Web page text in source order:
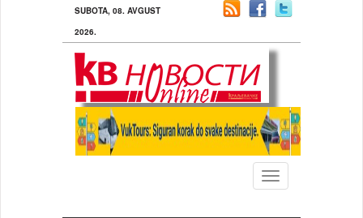
SUBOTA, 08. AVGUST
2026.
Toggle
navigation